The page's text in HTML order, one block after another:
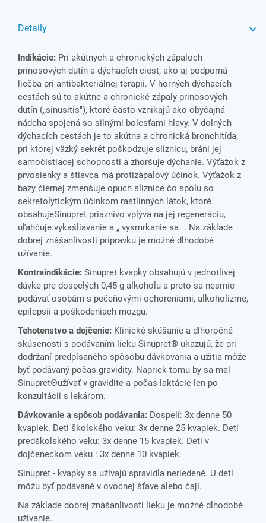
Detaily
Indikácie: Pri akútnych a chronických zápaloch
prinosových dutín a dýchacích ciest, ako aj podporná
liečba pri antibakteriálnej terapii. V horných dýchacích
cestách sú to akútne a chronické zápaly prinosových
dutín („sinusitis"), ktoré často vznikajú ako obyčajná
nádcha spojená so silnými bolesťami hlavy. V dolných
dýchacích cestách je to akútna a chronická bronchitída,
pri ktorej väzký sekrét poškodzuje sliznicu, bráni jej
samočistiacej schopnosti a zhoršuje dýchanie. Výťažok z
prvosienky a štiavca má protizápalový účinok. Výťažok z
bazy čiernej zmenšuje opuch sliznice čo spolu so
sekretolytickým účinkom rastlinných látok, ktoré
obsahujeSinupret priaznivo vplýva na jej regeneráciu,
uľahčuje vykašliavanie a „ vysmrkanie sa ". Na základe
dobrej znášanlivosti prípravku je možné dlhodobé
užívanie.
Kontraindikácie: Sinupret kvapky obsahujú v jednotlivej
dávke pre dospelých 0,45 g alkoholu a preto sa nesmie
podávať osobám s pečeňovými ochoreniami, alkoholizme,
epilepsii a poškodeniach mozgu.
Tehotenstvo a dojčenie: Klinické skúšanie a dlhoročné
skúsenosti s podávaním lieku Sinupret® ukazujú, že pri
dodržaní predpísaného spôsobu dávkovania a užitia môže
byť podávaný počas gravidity. Napriek tomu by sa mal
Sinupret®užívať v gravidite a počas laktácie len po
konzultácii s lekárom.
Dávkovanie a spôsob podávania: Dospelí: 3x denne 50
kvapiek. Deti školského veku: 3x denne 25 kvapiek. Deti
predškolského veku: 3x denne 15 kvapiek. Deti v
dojčeneckom veku : 3x denne 10 kvapiek.
Sinupret - kvapky sa užívajú spravidla neriedené. U detí
môžu byť podávané v ovocnej šťave alebo čaji.
Na základe dobrej znášanlivosti lieku je možné dlhodobé
užívanie.